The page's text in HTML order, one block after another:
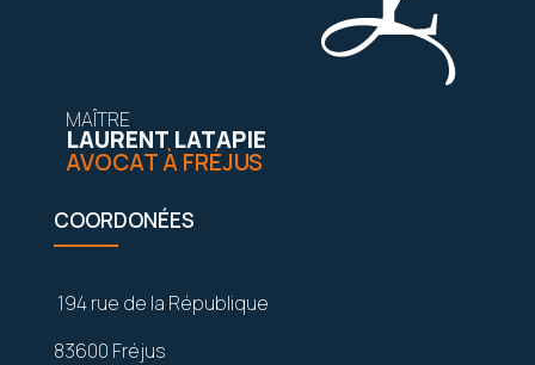
MAÎTRE
LAURENT LATAPIE
AVOCAT À FRÉJUS
COORDONÉES
194 rue de la République
83600 Fréjus